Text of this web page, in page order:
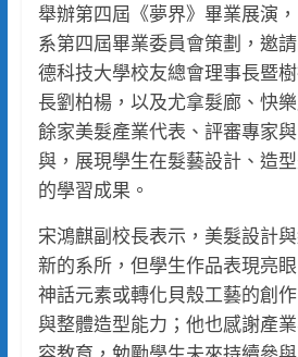
舉辦第四屆《夢界》畢業展演
系第四屆畢業委員會策劃，邀
德科技大學校友總會理事長暨
長劉柏楊，以及尤拿髮廊、快
餘家美髮產業代表、評審專家
與，展現學生在髮藝設計、造
的學習成果。
宋鴻麒副校長表示，美髮設計
新的系所，但學生作品表現亮
神話元素或轉化貝殼工藝的創
與整體造型能力；他也感謝產